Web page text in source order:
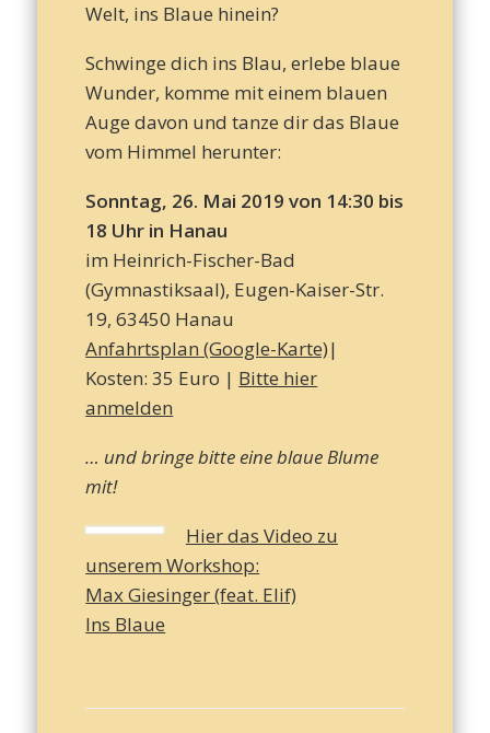
Welt, ins Blaue hinein?
Schwinge dich ins Blau, erlebe blaue
Wunder, komme mit einem blauen
Auge davon und tanze dir das Blaue
vom Himmel herunter:
Sonntag, 26. Mai 2019 von 14:30 bis
18 Uhr in Hanau
im Heinrich-Fischer-Bad
(Gymnastiksaal), Eugen-Kaiser-Str.
19, 63450 Hanau
Anfahrtsplan (Google-Karte)|
Kosten: 35 Euro | Bitte hier
anmelden
… und bringe bitte eine blaue Blume
mit!
Hier das Video zu
unserem Workshop:
Max Giesinger (feat. Elif)
Ins Blaue